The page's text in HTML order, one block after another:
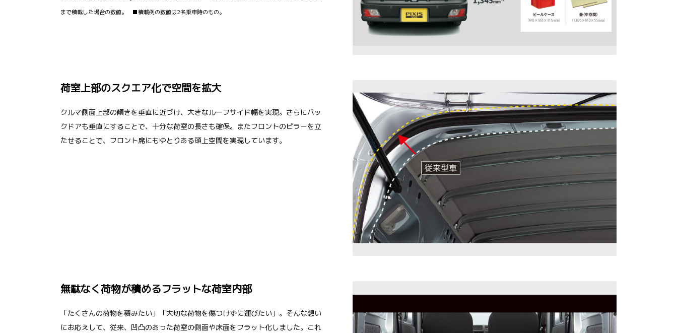
まで積載した場合の数値。 ■積載例の数値は2名乗車時のもの。
荷室上部のスクエア化で空間を拡大
クルマ側面上部の傾きを垂直に近づけ、大きなルーフサイド幅を実現。さらにバッ
クドアも垂直にすることで、十分な荷室の長さも確保。またフロントのピラーを立
たせることで、フロント席にもゆとりある頭上空間を実現しています。
無駄なく荷物が積めるフラットな荷室内部
「たくさんの荷物を積みたい」「大切な荷物を傷つけずに運びたい」。そんな想い
にお応えして、従来、凹凸のあった荷室の側面や床面をフラット化しました。これ